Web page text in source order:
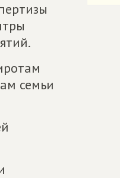
семьи